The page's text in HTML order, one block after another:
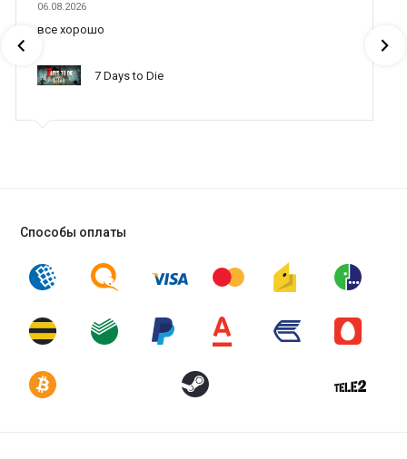
06.08.2026
все хорошо
7 Days to Die
Способы оплаты